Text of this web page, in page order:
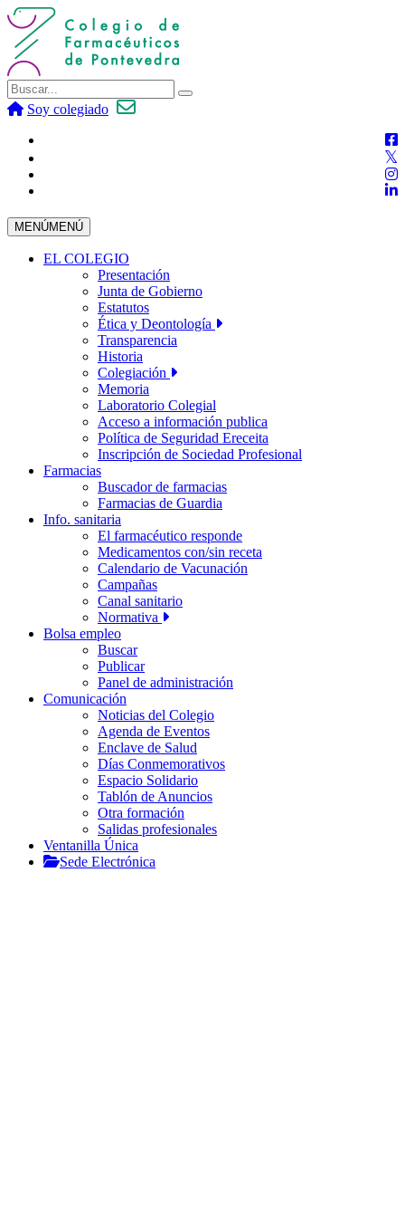
Soy colegiado
MENÚMENÚ
EL COLEGIO
Presentación
Junta de Gobierno
Estatutos
Ética y Deontología
Transparencia
Historia
Colegiación
Memoria
Laboratorio Colegial
Acceso a información publica
Política de Seguridad Ereceita
Inscripción de Sociedad Profesional
Farmacias
Buscador de farmacias
Farmacias de Guardia
Info. sanitaria
El farmacéutico responde
Medicamentos con/sin receta
Calendario de Vacunación
Campañas
Canal sanitario
Normativa
Bolsa empleo
Buscar
Publicar
Panel de administración
Comunicación
Noticias del Colegio
Agenda de Eventos
Enclave de Salud
Días Conmemorativos
Espacio Solidario
Tablón de Anuncios
Otra formación
Salidas profesionales
Ventanilla Única
Sede Electrónica